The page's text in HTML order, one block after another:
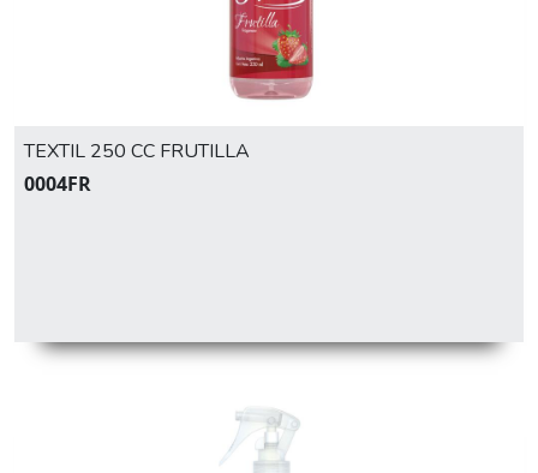
TEXTIL 250 CC FRUTILLA
0004FR